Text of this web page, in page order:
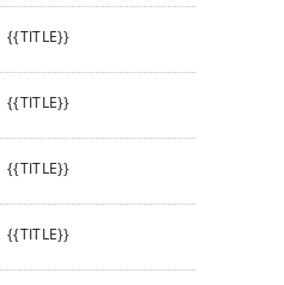
{{TITLE}}
{{TITLE}}
{{TITLE}}
{{TITLE}}